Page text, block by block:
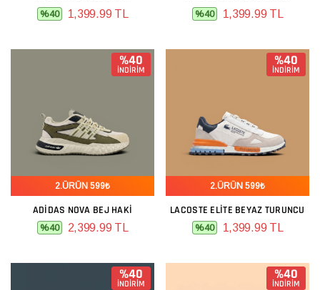
%40 1,399.99 TL %40 1,399.99 TL
%40
İNDİRİM
2.ÜRÜN 599₺
ADIDAS NOVA BEJ HAKI
%40 2,399.99 TL
%40
İNDİRİM
2.ÜRÜN 599₺
LACOSTE ELITE BEYAZ TURUNCU
%40 1,399.99 TL
%40
İNDİRİM
%40
İNDİRİM